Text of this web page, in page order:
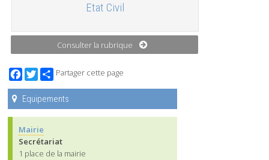
Etat Civil
Consulter la rubrique
Facebook
TwitterPartager cette page
Equipements
Mairie
Secrétariat
1 place de la mairie